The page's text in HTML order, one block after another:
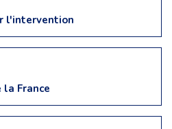
l'intervention
France